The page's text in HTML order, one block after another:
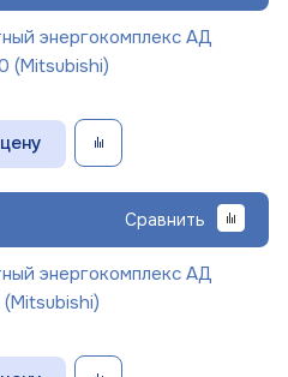
энергокомплекс АД
(Mitsubishi)
Сравнить
энергокомплекс АД